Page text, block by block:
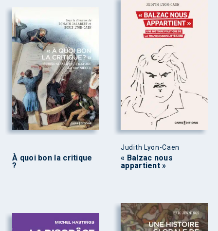
À quoi bon la critique
?
Judith Lyon-Caen
« Balzac nous
appartient »